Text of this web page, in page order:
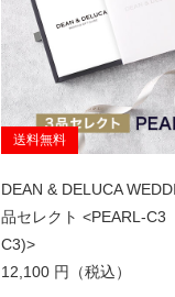
送料無料
DEAN & DELUCA
品セレクト <PEARL-C3
C3)>
12,100 円（税込）